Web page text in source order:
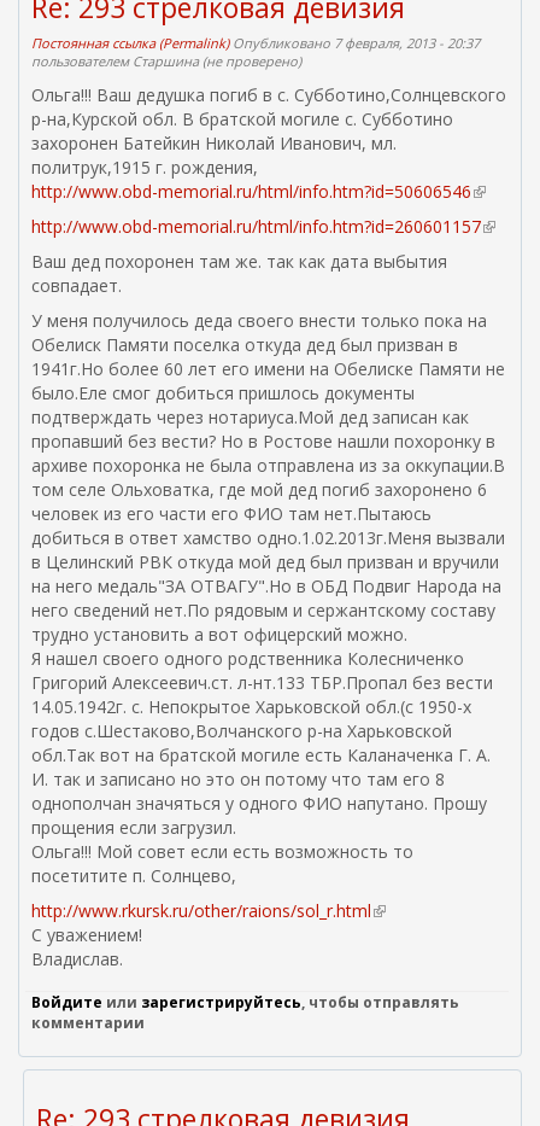
Постоянная ссылка (Permalink)Опубликовано 7 февраля, 2013 - 20:37
пользователем Старшина (не проверено)
Ольга!!! Ваш дедушка погиб в с. Субботино,Солнцевского
р-на,Курской обл. В братской могиле с. Субботино
захоронен Батейкин Николай Иванович, мл.
политрук,1915 г. рождения,
http://www.obd-memorial.ru/html/info.htm?id=50606546(
в
н
н
я
ы
л
к
)
http://www.obd-memorial.ru/html/info.htm?id=260601157(
ш
я
с
ы
л
а
)
Ваш дед похоронен там же. так как дата выбытия
совпадает.
У меня получилось деда своего внести только пока на
Обелиск Памяти поселка откуда дед был призван в
1941г.Но более 60 лет его имени на Обелиске Памяти не
было.Еле смог добиться пришлось документы
подтверждать через нотариуса.Мой дед записан как
пропавший без вести? Но в Ростове нашли похоронку в
архиве похоронка не была отправлена из за оккупации.В
том селе Ольховатка, где мой дед погиб захоронено 6
человек из его части его ФИО там нет.Пытаюсь
добиться в ответ хамство одно.1.02.2013г.Меня вызвали
в Целинский РВК откуда мой дед был призван и вручили
на него медаль"ЗА ОТВАГУ".Но в ОБД Подвиг Народа на
него сведений нет.По рядовым и сержантскому составу
трудно установить а вот офицерский можно.
Я нашел своего одного родственника Колесниченко
Григорий Алексеевич.ст. л-нт.133 ТБР.Пропал без вести
14.05.1942г. с. Непокрытое Харьковской обл.(с 1950-х
годов с.Шестаково,Волчанского р-на Харьковской
обл.Так вот на братской могиле есть Каланаченка Г. А.
И. так и записано но это он потому что там его 8
однополчан значяться у одного ФИО напутано. Прошу
прощения если загрузил.
Ольга!!! Мой совет если есть возможность то
посетитите п. Солнцево,
http://www.rkursk.ru/other/raions/sol_r.html(
ш
я
С уважением!
Владислав.
Войдите или зарегистрируйтесь, чтобы отправлять
комментарии